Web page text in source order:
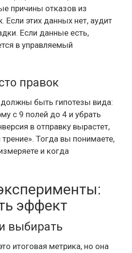
причины отказов из
этих данных нет, аудит
Если данные есть,
в управляемый
правок
должны быть гипотезы вида:
с 9 полей до 4 и убрать
в отправку вырастет,
Тогда вы понимаете,
и когда
эффект
выбирать
итоговая метрика, но она